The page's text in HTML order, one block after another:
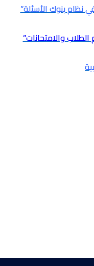
نظام بنوك الأسئلة”
والامتحانات”